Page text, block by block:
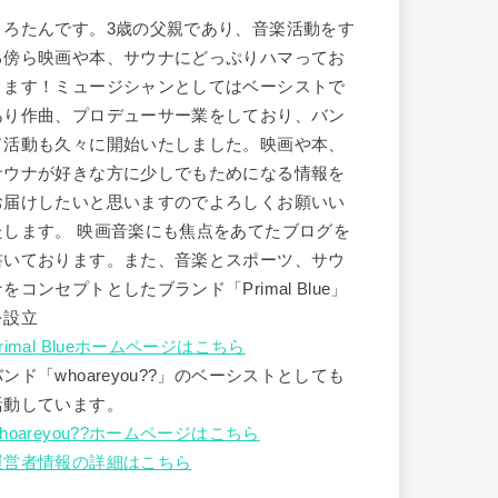
ろたんです。3歳の父親であり、音楽活動をす
傍ら映画や本、サウナにどっぷりハマってお
ます！ミュージシャンとしてはベーシストで
り作曲、プロデューサー業をしており、バン
活動も久々に開始いたしました。映画や本、
ウナが好きな方に少しでもためになる情報を
届けしたいと思いますのでよろしくお願いい
します。 映画音楽にも焦点をあてたブログを
いております。また、音楽とスポーツ、サウ
をコンセプトとしたブランド「Primal Blue」
設立
Blueホームページはこちら
ンド「whoareyou??」のベーシストとしても
しています。
ホームページはこちら
営者情報の詳細はこちら